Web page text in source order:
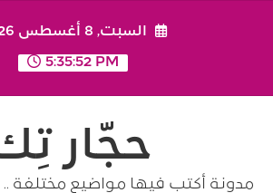
السبت, 8 أغسطس 2026
5:35:52 PM
حجّار
مدونة أكتب فيها مواضيع مختلفة